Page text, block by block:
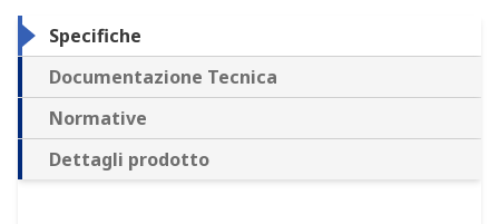
Specifiche
Documentazione Tecnica
Normative
Dettagli prodotto